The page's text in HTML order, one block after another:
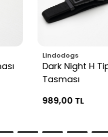
Dark Night H Tipi Göğüs
Tasması
989,00 TL